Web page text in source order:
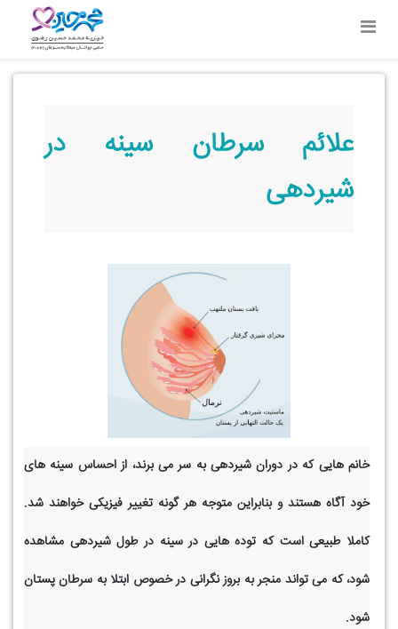
علائم سرطان سینه در
شیردهی
خانم هایی که در دوران شیردهی به سر می برند، از احساس سینه های
خود آگاه هستند و بنابراین متوجه هر گونه تغییر فیزیکی خواهند شد.
کاملا طبیعی است که توده هایی در سینه در طول شیردهی مشاهده
شود، که می تواند منجر به بروز نگرانی در خصوص ابتلا به سرطان پستان
شود.